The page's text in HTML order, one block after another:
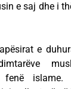
e saj dhe i
e
fenë